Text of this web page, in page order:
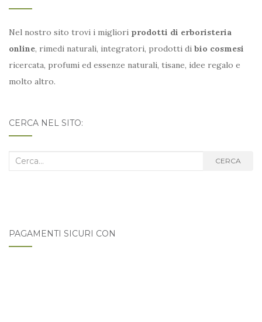
Nel nostro sito trovi i migliori prodotti di erboristeria
online, rimedi naturali, integratori, prodotti di bio cosmesi
ricercata, profumi ed essenze naturali, tisane, idee regalo e
molto altro.
CERCA NEL SITO:
Cerca
CERCA
PAGAMENTI SICURI CON